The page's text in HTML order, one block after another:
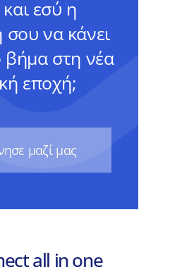
εσύ η
σου να κάνει
βήμα στη νέα
εποχή;
μαζί μας
all in one